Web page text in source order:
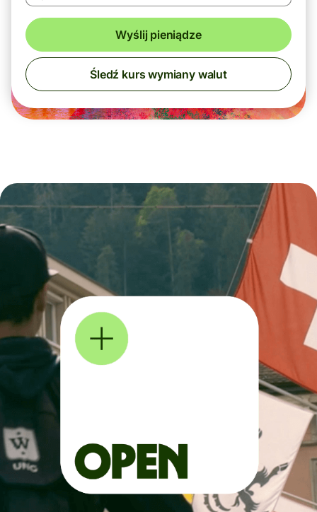
Wyślij pieniądze
Śledź kurs wymiany walut